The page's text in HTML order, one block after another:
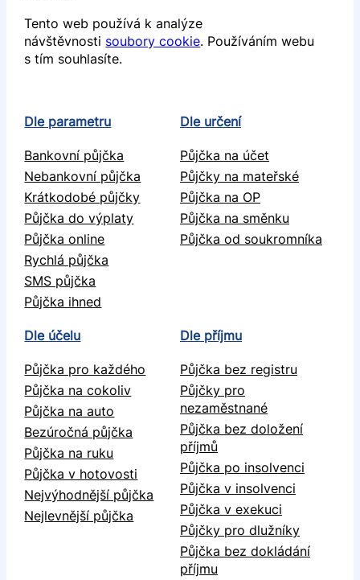
Tento web používá k analýze
návštěvnosti soubory cookie. Používáním webu
s tím souhlasíte.
Dle parametru
Bankovní půjčka
Nebankovní půjčka
Krátkodobé půjčky
Půjčka do výplaty
Půjčka online
Rychlá půjčka
SMS půjčka
Půjčka ihned
Dle určení
Půjčka na účet
Půjčky na mateřské
Půjčka na OP
Půjčka na směnku
Půjčka od soukromníka
Dle účelu
Půjčka pro každého
Půjčka na cokoliv
Půjčka na auto
Bezúročná půjčka
Půjčka na ruku
Půjčka v hotovosti
Nejvýhodnější půjčka
Nejlevnější půjčka
Dle příjmu
Půjčka bez registru
Půjčky pro
nezaměstnané
Půjčka bez doložení
příjmů
Půjčka po insolvenci
Půjčka v insolvenci
Půjčka v exekuci
Půjčky pro dlužníky
Půjčka bez dokládání
příjmu